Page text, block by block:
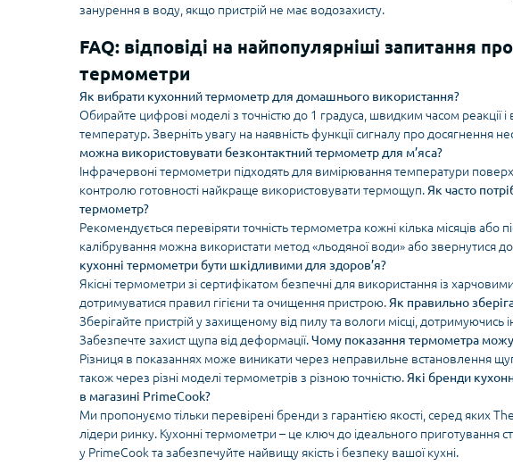
занурення в воду, якщо пристрій не має водозахисту.
FAQ: відповіді на найпопулярніші запитання
термометри
Як вибрати кухонний термометр для домашнього використання?
Обирайте цифрові моделі з точністю до 1 градуса, швидким часом реакції і
температур. Зверніть увагу на наявність функції сигналу про досягнення
можна використовувати безконтактний термометр для м’яса?
Інфрачервоні термометри підходять для вимірювання температури
контролю готовності найкраще використовувати термощуп.Як часто
термометр?
Рекомендується перевіряти точність термометра кожні кілька місяців або
калібрування можна використати метод «льодяної води» або звернутися
кухонні термометри бути шкідливими для здоров’я?
Якісні термометри зі сертифікатом безпечні для використання із
дотримуватися правил гігієни та очищення пристрою.Як правильно
Зберігайте пристрій у захищеному від пилу та вологи місці, дотримуючись
Забезпечте захист щупа від деформації.Чому показання термометра
Різниця в показаннях може виникати через неправильне встановлення
також через різні моделі термометрів з різною точністю.Які бренди
в магазині PrimeCook?
Ми пропонуємо тільки перевірені бренди з гарантією якості, серед яких
лідери ринку. Кухонні термометри – це ключ до ідеального приготування
у PrimeCook та забезпечуйте найвищу якість і безпеку вашої кухні.